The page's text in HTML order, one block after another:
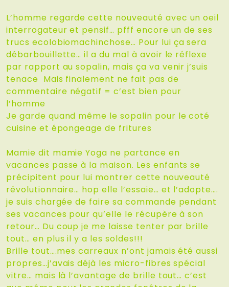
L’homme regarde cette nouveauté avec un oeil
interrogateur et pensif… pfff encore un de ses
trucs ecolobiomachinchose… Pour lui ça sera
débarbouillette… il a du mal à avoir le réflexe
par rapport au sopalin, mais ça va venir j’suis
tenace Mais finalement ne fait pas de
commentaire négatif = c’est bien pour
l’homme
Je garde quand même le sopalin pour le coté
cuisine et épongeage de fritures
Mamie dit mamie Yoga ne partance en
vacances passe à la maison. Les enfants se
précipitent pour lui montrer cette nouveauté
révolutionnaire… hop elle l’essaie… et l’adopte….
je suis chargée de faire sa commande pendant
ses vacances pour qu’elle le récupère à son
retour… Du coup je me laisse tenter par brille
tout… en plus il y a les soldes!!!
Brille tout….mes carreaux n’ont jamais été aussi
propres…j’avais déjà les micro-fibres spécial
vitre… mais là l’avantage de brille tout… c’est